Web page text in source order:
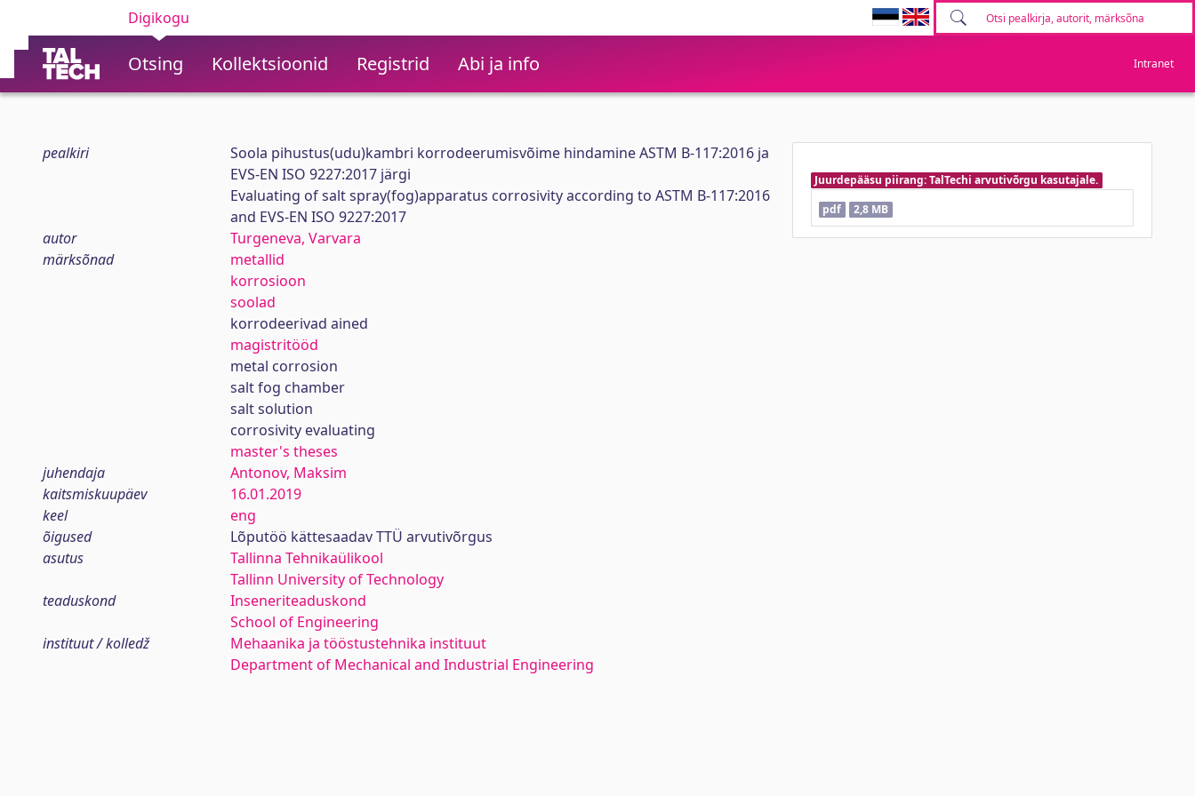
Digikogu
Otsing Kollektsioonid Registrid Abi ja info Intranet
pealkiri
Soola pihustus(udu)kambri korrodeerumisvõime hindamine ASTM B-117:2016 ja
EVS-EN ISO 9227:2017 järgi
Evaluating of salt spray(fog)apparatus corrosivity according to ASTM B-117:2016
and EVS-EN ISO 9227:2017
autor
Turgeneva, Varvara
märksõnad
metallid
korrosioon
soolad
korrodeerivad ained
magistritööd
metal corrosion
salt fog chamber
salt solution
corrosivity evaluating
master's theses
juhendaja
Antonov, Maksim
kaitsmiskuupäev
16.01.2019
keel
eng
õigused
Lõputöö kättesaadav TTÜ arvutivõrgus
asutus
Tallinna Tehnikaülikool
Tallinn University of Technology
teaduskond
Inseneriteaduskond
School of Engineering
instituut / kolledž
Mehaanika ja tööstustehnika instituut
Department of Mechanical and Industrial Engineering
Juurdepääsu piirang: TalTechi arvutivõrgu kasutajale.
pdf
2,8 MB